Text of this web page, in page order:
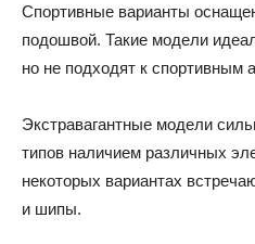
Спортивные варианты
подошвой. Такие модели
но не подходят к спортивным
Экстравагантные модели
типов наличием различных
некоторых вариантах
и шипы.